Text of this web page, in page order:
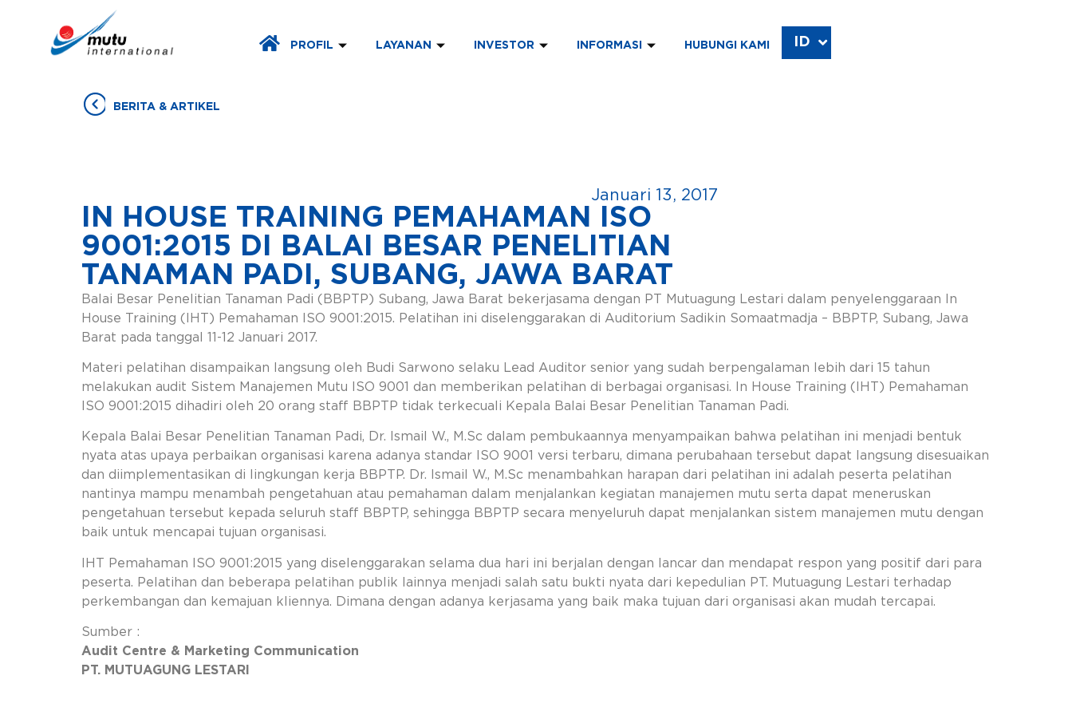
PROFIL LAYANAN INVESTOR INFORMASI HUBUNGI KAMI ID
EN
BERITA & ARTIKEL
Januari 13, 2017
IN HOUSE TRAINING PEMAHAMAN ISO
9001:2015 DI BALAI BESAR PENELITIAN
TANAMAN PADI, SUBANG, JAWA BARAT
Balai Besar Penelitian Tanaman Padi (BBPTP) Subang, Jawa Barat bekerjasama dengan PT Mutuagung Lestari dalam penyelenggaraan In
House Training (IHT) Pemahaman ISO 9001:2015. Pelatihan ini diselenggarakan di Auditorium Sadikin Somaatmadja – BBPTP, Subang, Jawa
Barat pada tanggal 11-12 Januari 2017.
Materi pelatihan disampaikan langsung oleh Budi Sarwono selaku Lead Auditor senior yang sudah berpengalaman lebih dari 15 tahun
melakukan audit Sistem Manajemen Mutu ISO 9001 dan memberikan pelatihan di berbagai organisasi. In House Training (IHT) Pemahaman
ISO 9001:2015 dihadiri oleh 20 orang staff BBPTP tidak terkecuali Kepala Balai Besar Penelitian Tanaman Padi.
Kepala Balai Besar Penelitian Tanaman Padi, Dr. Ismail W., M.Sc dalam pembukaannya menyampaikan bahwa pelatihan ini menjadi bentuk
nyata atas upaya perbaikan organisasi karena adanya standar ISO 9001 versi terbaru, dimana perubahaan tersebut dapat langsung disesuaikan
dan diimplementasikan di lingkungan kerja BBPTP. Dr. Ismail W., M.Sc menambahkan harapan dari pelatihan ini adalah peserta pelatihan
nantinya mampu menambah pengetahuan atau pemahaman dalam menjalankan kegiatan manajemen mutu serta dapat meneruskan
pengetahuan tersebut kepada seluruh staff BBPTP, sehingga BBPTP secara menyeluruh dapat menjalankan sistem manajemen mutu dengan
baik untuk mencapai tujuan organisasi.
IHT Pemahaman ISO 9001:2015 yang diselenggarakan selama dua hari ini berjalan dengan lancar dan mendapat respon yang positif dari para
peserta. Pelatihan dan beberapa pelatihan publik lainnya menjadi salah satu bukti nyata dari kepedulian PT. Mutuagung Lestari terhadap
perkembangan dan kemajuan kliennya. Dimana dengan adanya kerjasama yang baik maka tujuan dari organisasi akan mudah tercapai.
Sumber :
Audit Centre & Marketing Communication
PT. MUTUAGUNG LESTARI